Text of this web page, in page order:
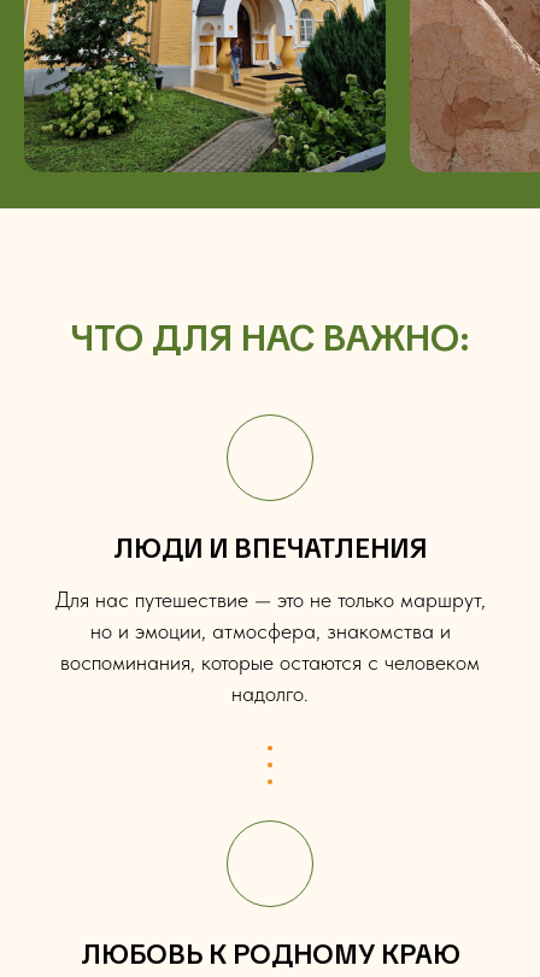
ЧТО ДЛЯ НАС ВАЖНО:
ЛЮДИ И ВПЕЧАТЛЕНИЯ
Для нас путешествие — это не только маршрут,
но и эмоции, атмосфера, знакомства и
воспоминания, которые остаются с человеком
надолго.
ЛЮБОВЬ К РОДНОМУ КРАЮ